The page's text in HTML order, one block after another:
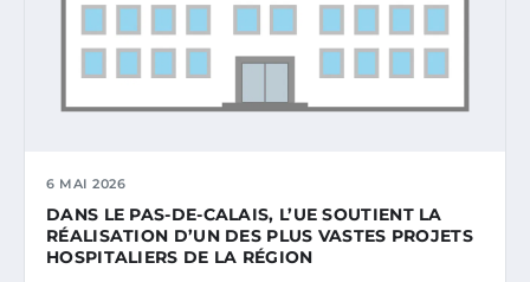
6 MAI 2026
DANS LE PAS-DE-CALAIS, L’UE SOUTIENT LA
RÉALISATION D’UN DES PLUS VASTES PROJETS
HOSPITALIERS DE LA RÉGION